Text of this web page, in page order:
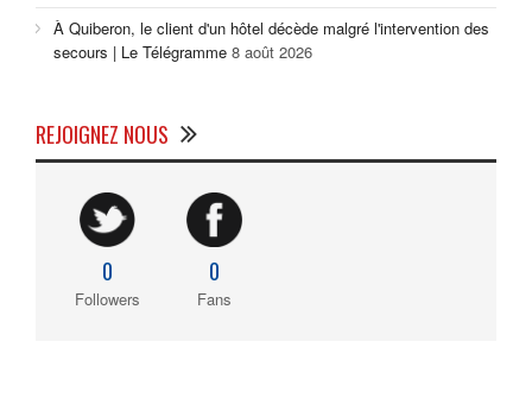
À Quiberon, le client d'un hôtel décède malgré l'intervention des
secours | Le Télégramme 8 août 2026
REJOIGNEZ NOUS
0
Followers
0
Fans